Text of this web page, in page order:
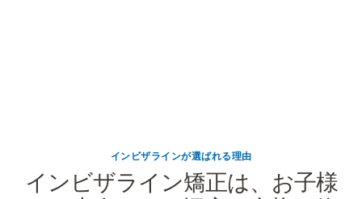
インビザラインが選ばれる理由
インビザライン矯正は、お子様